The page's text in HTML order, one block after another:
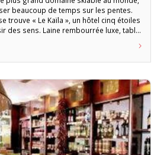
beaucoup de temps sur les pentes.
trouve « Le Kaïla », un hôtel cinq étoiles
des sens. Laine rembourrée luxe, table
de trouver un peu de repos